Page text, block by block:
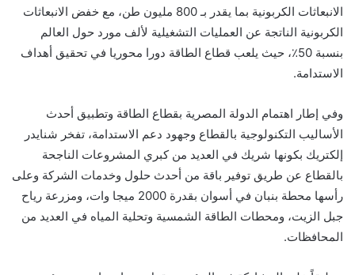
الانبعاثات الكربونية بما يقدر بـ 800 مليون طن، مع خفض الانبعاثات
الكربونية الناتجة عن العمليات التشغيلية لألف مورد حول العالم
بنسبة 50٪، حيث يلعب قطاع الطاقة دورا محوريا في تحقيق أهداف
الاستدامة.
وفي إطار اهتمام الدولة المصرية بقطاع الطاقة وتطبيق أحدث
الأساليب التكنولوجية بالقطاع وجهود دعم الاستدامة، تفخر شنايدر
إلكتريك بكونها شريك في العديد من كبري المشروعات الناجحة
بالقطاع عن طريق توفير باقة من أحدث حلول وخدمات الشركة وعلى
رأسها محطة بنبان في أسوان بقدرة 2000 ميجا وات، ومزرعة رياح
جبل الزيت، ومحطات الطاقة الشمسية وتحلية المياه في العديد من
المحافظات.